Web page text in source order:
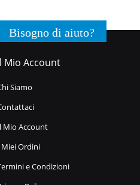
Bisogno di aiuto?
Mio Account
Siamo
Mio Account
Miei Ordini
e Condizioni